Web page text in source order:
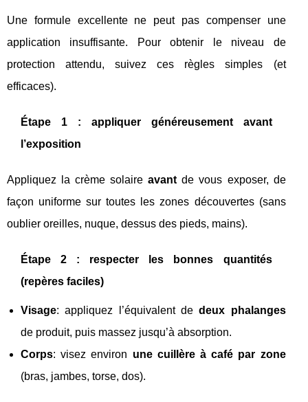
Une formule excellente ne peut pas compenser une
application insuffisante. Pour obtenir le niveau de
protection attendu, suivez ces règles simples (et
efficaces).
Étape 1 : appliquer généreusement avant
l’exposition
Appliquez la crème solaireavant de vous exposer, de
façon uniforme sur toutes les zones découvertes (sans
oublier oreilles, nuque, dessus des pieds, mains).
Étape 2 : respecter les bonnes quantités
(repères faciles)
Visage: appliquez l’équivalent dedeux phalanges
de produit, puis massez jusqu’à absorption.
Corps: visez environ une cuillère à café par zone
(bras, jambes, torse, dos).